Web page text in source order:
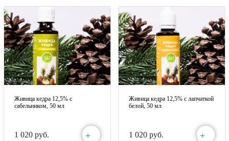
Живица кедра 12,5% с
сабельником, 50 мл
1 020 руб. +
Живица кедра 12,5% с лапчаткой
белой, 50 мл
1 020 руб. +